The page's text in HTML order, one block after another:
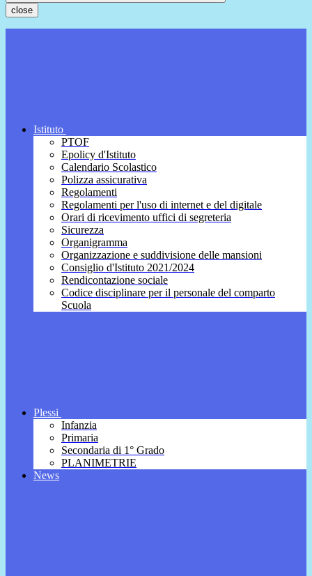
close
Istituto
PTOF
Epolicy d'Istituto
Calendario Scolastico
Polizza assicurativa
Regolamenti
Regolamenti per l'uso di internet e del digitale
Orari di ricevimento uffici di segreteria
Sicurezza
Organigramma
Organizzazione e suddivisione delle mansioni
Consiglio d'Istituto 2021/2024
Rendicontazione sociale
Codice disciplinare per il personale del comparto
Scuola
Plessi
Infanzia
Primaria
Secondaria di 1° Grado
PLANIMETRIE
News